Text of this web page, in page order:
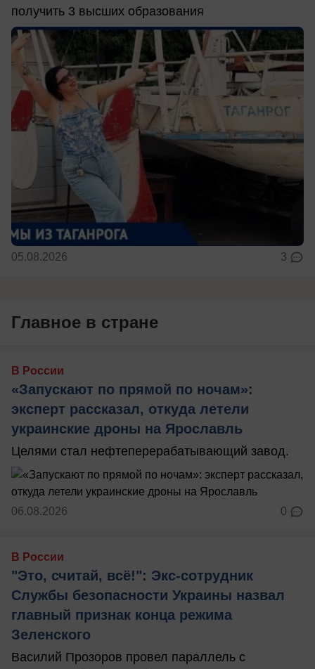
получить 3 высших образования
05.08.2026 3
Главное в стране
В России
«Запускают по прямой по ночам»:
эксперт рассказал, откуда летели
украинские дроны на Ярославль
Целями стал нефтеперерабатывающий завод.
06.08.2026 0
В России
"Это, считай, всё!": Экс-сотрудник
Службы безопасности Украины назвал
главный признак конца режима
Зеленского
Василий Прозоров провел параллель с